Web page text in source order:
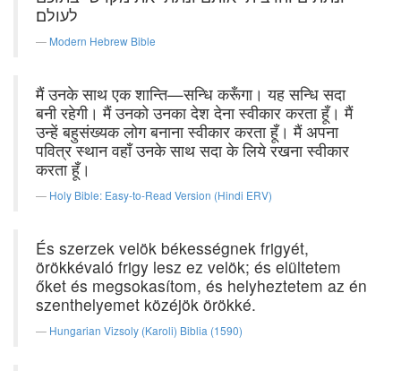
לעולם׃
Modern Hebrew Bible
मैं उनके साथ एक शान्ति—सन्धि करूँगा। यह सन्धि सदा
बनी रहेगी। मैं उनको उनका देश देना स्वीकार करता हूँ। मैं
उन्हें बहुसंख्यक लोग बनाना स्वीकार करता हूँ। मैं अपना
पवित्र स्थान वहाँ उनके साथ सदा के लिये रखना स्वीकार
करता हूँ।
Holy Bible: Easy-to-Read Version (Hindi ERV)
És szerzek velök békességnek frigyét,
örökkévaló frigy lesz ez velök; és elültetem
őket és megsokasítom, és helyheztetem az én
szenthelyemet közéjök örökké.
Hungarian Vizsoly (Karoli) Biblia (1590)